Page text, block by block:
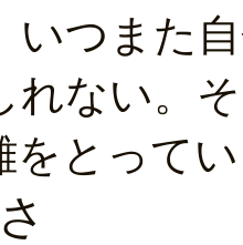
いつまた
れない。
をとって